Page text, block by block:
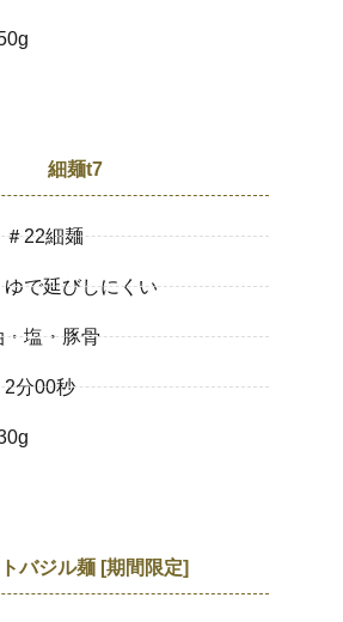
細麺t7
22細麺
で延びしにくい
塩・豚骨
2分00秒
トバジル麺 [期間限定]